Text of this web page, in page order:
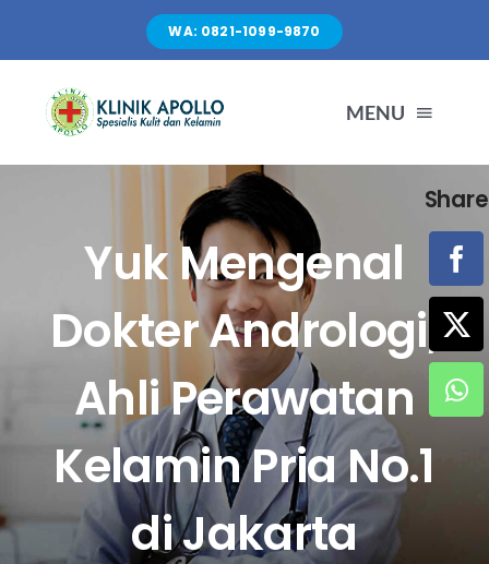
content
WA: 0821-1099-9870
MENU
TENTANG KAMI
LAYANAN
FASILITAS
ARTIKEL
HUBUNGI KAMI
Search
Yuk Mengenal
Dokter Andrologi,
Ahli Perawatan
Kelamin Pria No.1
di Jakarta
Share